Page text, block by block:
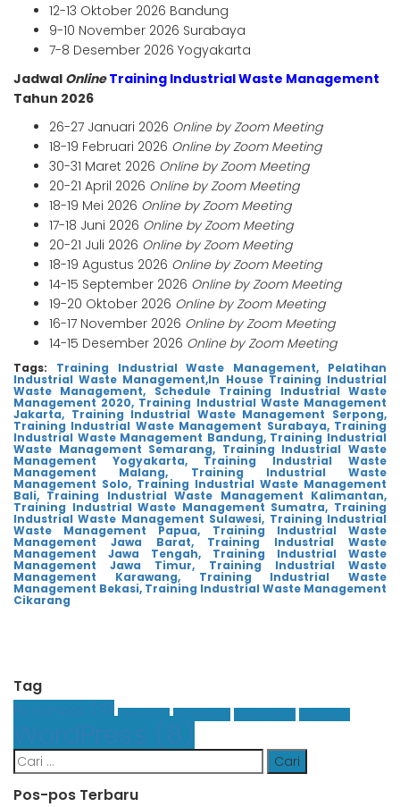
12-13 Oktober 2026 Bandung
9-10 November 2026 Surabaya
7-8 Desember 2026 Yogyakarta
Jadwal OnlineTraining Industrial Waste Management
Tahun 2026
26-27 Januari 2026 Online by Zoom Meeting
18-19 Februari 2026 Online by Zoom Meeting
30-31 Maret 2026 Online by Zoom Meeting
20-21 April 2026 Online by Zoom Meeting
18-19 Mei 2026 Online by Zoom Meeting
17-18 Juni 2026 Online by Zoom Meeting
20-21 Juli 2026 Online by Zoom Meeting
18-19 Agustus 2026 Online by Zoom Meeting
14-15 September 2026 Online by Zoom Meeting
19-20 Oktober 2026 Online by Zoom Meeting
16-17 November 2026 Online by Zoom Meeting
14-15 Desember 2026 Online by Zoom Meeting
Tags: Training Industrial Waste Management, Pelatihan
Industrial Waste Management,In House Training Industrial
Waste Management, Schedule Training Industrial Waste
Management 2020, Training Industrial Waste Management
Jakarta, Training Industrial Waste Management Serpong,
Training Industrial Waste Management Surabaya, Training
Industrial Waste Management Bandung, Training Industrial
Waste Management Semarang, Training Industrial Waste
Management Yogyakarta, Training Industrial Waste
Management Malang, Training Industrial Waste
Management Solo, Training Industrial Waste Management
Bali, Training Industrial Waste Management Kalimantan,
Training Industrial Waste Management Sumatra, Training
Industrial Waste Management Sulawesi, Training Industrial
Waste Management Papua, Training Industrial Waste
Management Jawa Barat, Training Industrial Waste
Management Jawa Tengah, Training Industrial Waste
Management Jawa Timur, Training Industrial Waste
Management Karawang, Training Industrial Waste
Management Bekasi, Training Industrial Waste Management
Cikarang
Tag
Business (3)
WordPress (8)
Cari
untuk:
Pos-pos Terbaru